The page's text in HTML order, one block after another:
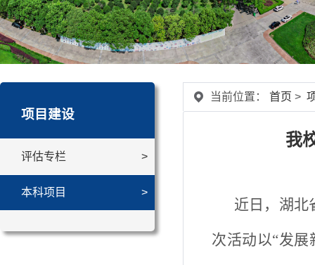
项目建设
评估专栏
本科项目
当前位置： 首页 >
我
近 日，湖
次活动以“发展